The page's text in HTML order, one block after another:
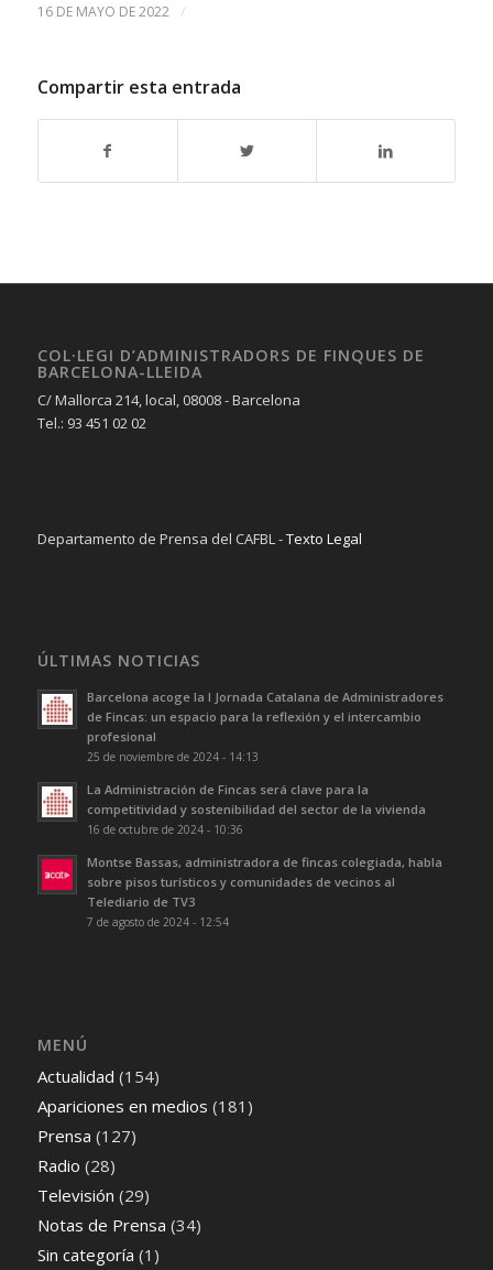
16 DE MAYO DE 2022 /
Compartir esta entrada
COL·LEGI D’ADMINISTRADORS DE FINQUES DE
BARCELONA-LLEIDA
C/ Mallorca 214, local, 08008 - Barcelona
Tel.: 93 451 02 02
Departamento de Prensa del CAFBL -Texto Legal
ÚLTIMAS NOTICIAS
Barcelona acoge la I Jornada Catalana de Administradores
de Fincas: un espacio para la reflexión y el intercambio
profesional
25 de noviembre de 2024 - 14:13
La Administración de Fincas será clave para la
competitividad y sostenibilidad del sector de la vivienda
16 de octubre de 2024 - 10:36
Montse Bassas, administradora de fincas colegiada, habla
sobre pisos turísticos y comunidades de vecinos al
Telediario de TV3
7 de agosto de 2024 - 12:54
MENÚ
Actualidad (154)
Apariciones en medios (181)
Prensa (127)
Radio (28)
Televisión (29)
Notas de Prensa (34)
Sin categoría (1)